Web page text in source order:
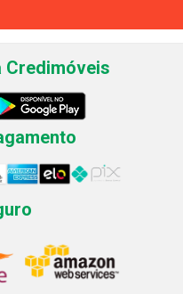
Credimóveis